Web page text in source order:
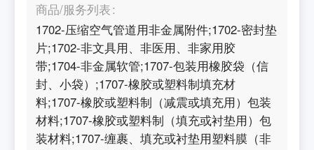
商品/服务列表
1702-压缩空气管道用非金属附件;1702-密封垫
片;1702-非文具用、非医用、非家用胶
带;1704-非金属软管;1707-包装用橡胶袋（信
封、小袋）;1707-橡胶或塑料制填充材
料;1707-橡胶或塑料制（减震或填充用）包装
材料;1707-橡胶或塑料制（填充或衬垫用）包
装材料;1707-缠裹、填充或衬垫用塑料膜（非